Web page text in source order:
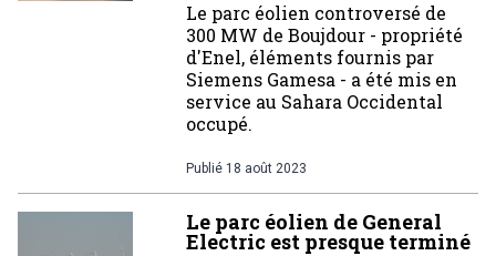
Le parc éolien controversé de
300 MW de Boujdour - propriété
d'Enel, éléments fournis par
Siemens Gamesa - a été mis en
service au Sahara Occidental
occupé.
Publié 18 août 2023
Le parc éolien de General
Electric est presque terminé